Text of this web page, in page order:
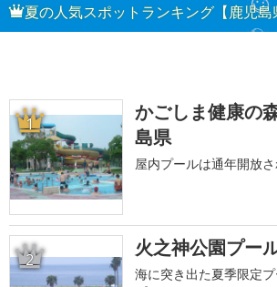
夏の人気スポットランキング【鹿児島
1
かごしま健康の
島県
屋内プールは通年開放
2 火之神公園プー
海に突き出た夏季限定